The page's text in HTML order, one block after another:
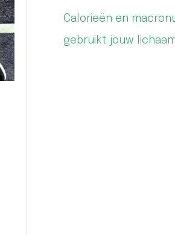
Calorieën en
gebruikt jouw